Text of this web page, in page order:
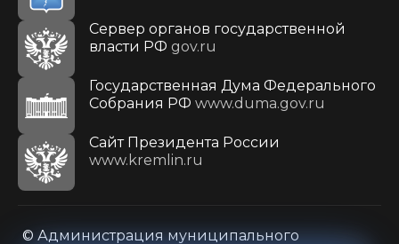
Сервер органов государственной
власти РФ gov.ru
Государственная Дума Федерального
Собрания РФ www.duma.gov.ru
Cайт Президента России
www.kremlin.ru
© Администрация муниципального